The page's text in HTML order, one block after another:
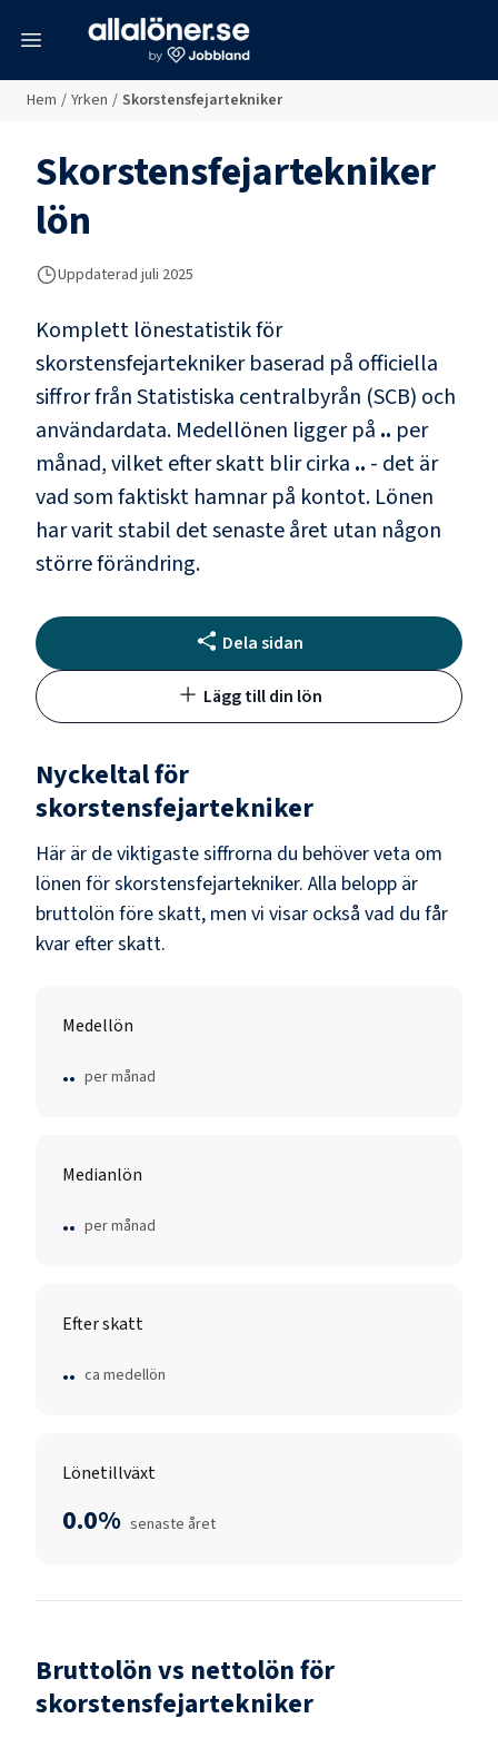
Hem / Yrken / Skorstensfejartekniker
Skorstensfejartekniker
lön
Uppdaterad juli 2025
Komplett lönestatistik för
skorstensfejarteknikerbaserad på officiella
siffror från Statistiska centralbyrån (SCB) och
användardata. Medellönen ligger på .. per
månad, vilket efter skatt blir cirka .. - det är
vad som faktiskt hamnar på kontot. Lönen
har varit stabil det senaste året utan någon
större förändring.
Dela sidan
Lägg till din lön
Nyckeltal för
skorstensfejartekniker
Här är de viktigaste siffrorna du behöver veta om
lönen förskorstensfejartekniker. Alla belopp är
bruttolön före skatt, men vi visar också vad du får
kvar efter skatt.
Medellön
.. per månad
Medianlön
.. per månad
Efter skatt
.. ca medellön
Lönetillväxt
0.0% senaste året
Bruttolön vs nettolön för
skorstensfejartekniker